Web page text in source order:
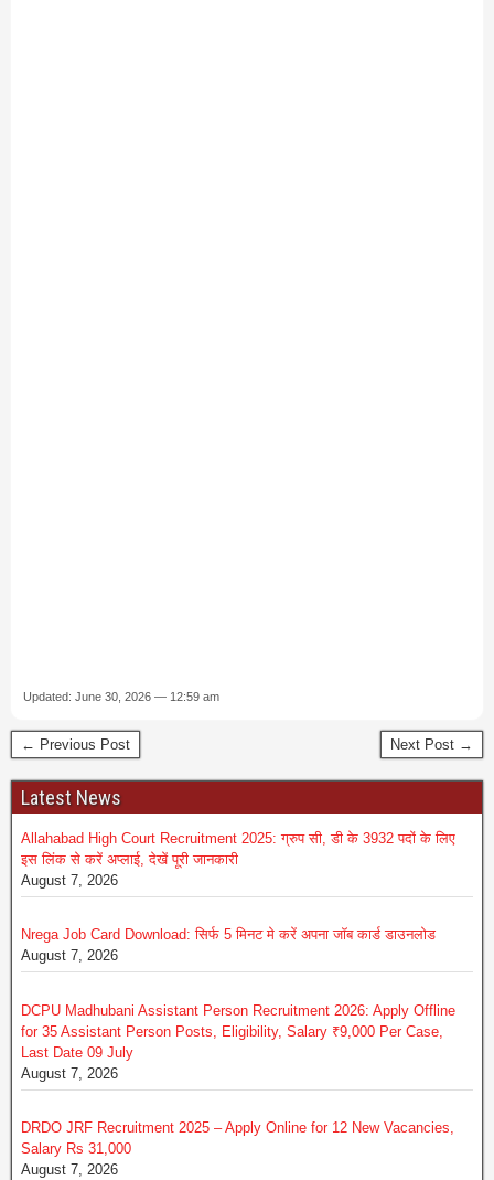
Updated: June 30, 2026 — 12:59 am
← Previous Post Next Post →
Latest News
Allahabad High Court Recruitment 2025: ग्रुप सी, डी के 3932 पदों के लिए
इस लिंक से करें अप्लाई, देखें पूरी जानकारी
August 7, 2026
Nrega Job Card Download: सिर्फ 5 मिनट मे करें अपना जॉब कार्ड डाउनलोड
August 7, 2026
DCPU Madhubani Assistant Person Recruitment 2026: Apply Offline
for 35 Assistant Person Posts, Eligibility, Salary ₹9,000 Per Case,
Last Date 09 July
August 7, 2026
DRDO JRF Recruitment 2025 – Apply Online for 12 New Vacancies,
Salary Rs 31,000
August 7, 2026